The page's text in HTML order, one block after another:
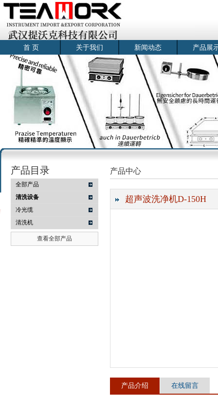
武汉提沃克科技有限公司
首 页 关于我们 新闻动态 产品展
产品目录
全部产品
清洗设备
冷光缆
清洗机
查看全部产品
产品中心
超声波洗净机D-150H
产品介绍 在线留言